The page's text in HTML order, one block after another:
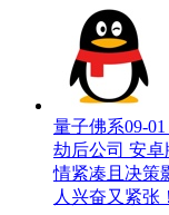
量子佛系09-01
劫后公司 安
情紧凑且决策
人兴奋又紧张！